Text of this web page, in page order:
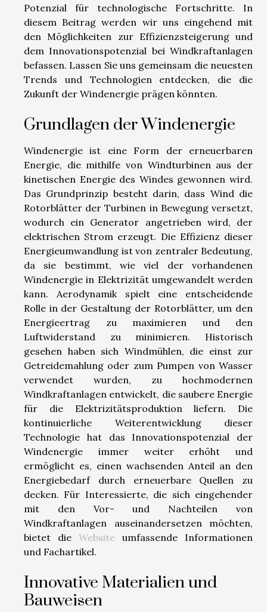
Potenzial für technologische Fortschritte. In
diesem Beitrag werden wir uns eingehend mit
den Möglichkeiten zur Effizienzsteigerung und
dem Innovationspotenzial bei Windkraftanlagen
befassen. Lassen Sie uns gemeinsam die neuesten
Trends und Technologien entdecken, die die
Zukunft der Windenergie prägen könnten.
Grundlagen der Windenergie
Windenergie ist eine Form der erneuerbaren
Energie, die mithilfe von Windturbinen aus der
kinetischen Energie des Windes gewonnen wird.
Das Grundprinzip besteht darin, dass Wind die
Rotorblätter der Turbinen in Bewegung versetzt,
wodurch ein Generator angetrieben wird, der
elektrischen Strom erzeugt. Die Effizienz dieser
Energieumwandlung ist von zentraler Bedeutung,
da sie bestimmt, wie viel der vorhandenen
Windenergie in Elektrizität umgewandelt werden
kann. Aerodynamik spielt eine entscheidende
Rolle in der Gestaltung der Rotorblätter, um den
Energieertrag zu maximieren und den
Luftwiderstand zu minimieren. Historisch
gesehen haben sich Windmühlen, die einst zur
Getreidemahlung oder zum Pumpen von Wasser
verwendet wurden, zu hochmodernen
Windkraftanlagen entwickelt, die saubere Energie
für die Elektrizitätsproduktion liefern. Die
kontinuierliche Weiterentwicklung dieser
Technologie hat das Innovationspotenzial der
Windenergie immer weiter erhöht und
ermöglicht es, einen wachsenden Anteil an den
Energiebedarf durch erneuerbare Quellen zu
decken. Für Interessierte, die sich eingehender
mit den Vor- und Nachteilen von
Windkraftanlagen auseinandersetzen möchten,
bietet die Website umfassende Informationen
und Fachartikel.
Innovative Materialien und
Bauweisen